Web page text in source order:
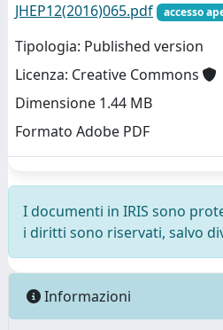
JHEP12(2016)065.pdf
accesso
Tipologia: Published version
Licenza: Creative Commons
Dimensione 1.44 MB
Formato Adobe PDF
I documenti in IRIS sono
i diritti sono riservati, salvo
Informazioni